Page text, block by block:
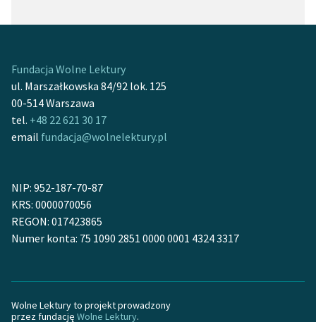
Fundacja Wolne Lektury
ul. Marszałkowska 84/92 lok. 125
00-514 Warszawa
tel. +48 22 621 30 17
email fundacja@wolnelektury.pl
NIP: 952-187-70-87
KRS: 0000070056
REGON: 017423865
Numer konta: 75 1090 2851 0000 0001 4324 3317
Wolne Lektury to projekt prowadzony
przez fundację Wolne Lektury.